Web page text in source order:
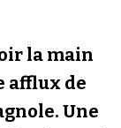
la main
afflux de
Une